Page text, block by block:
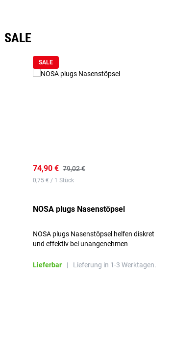
SALE
SALE
74,90 € 79,02 €
0,75 € / 1 Stück
NOSA plugs Nasenstöpsel
NOSA plugs Nasenstöpsel helfen diskret
und effektiv bei unangenehmen
beeinträchtigen.
Lieferbar | Lieferung in 1-3 Werktagen.